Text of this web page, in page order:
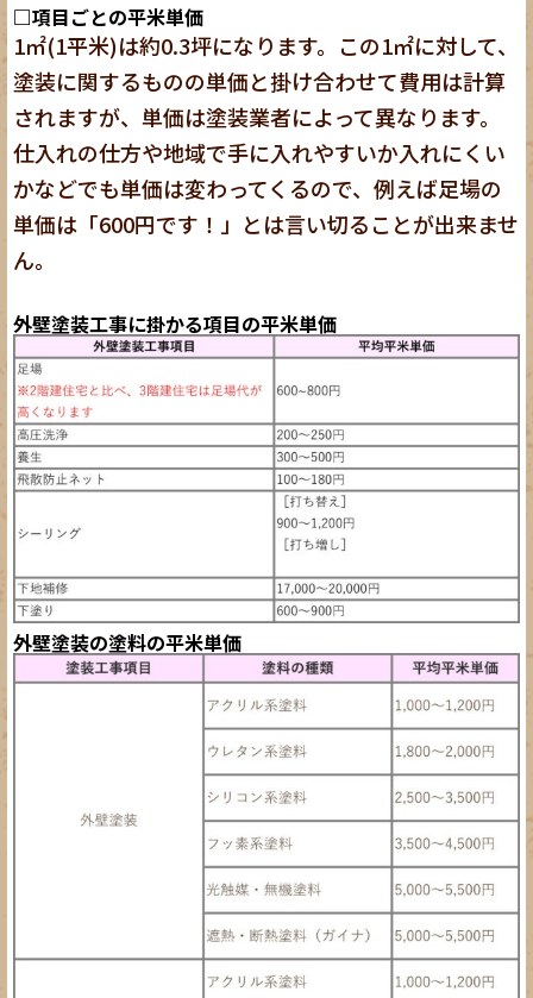
□項目ごとの平米単価
1㎡(1平米)は約0.3坪になります。この1㎡に対して、
塗装に関するものの単価と掛け合わせて費用は計算
されますが、単価は塗装業者によって異なります。
仕入れの仕方や地域で手に入れやすいか入れにくい
かなどでも単価は変わってくるので、例えば足場の
単価は「600円です！」とは言い切ることが出来ませ
ん。
外壁塗装工事に掛かる項目の平米単価
外壁塗装の塗料の平米単価